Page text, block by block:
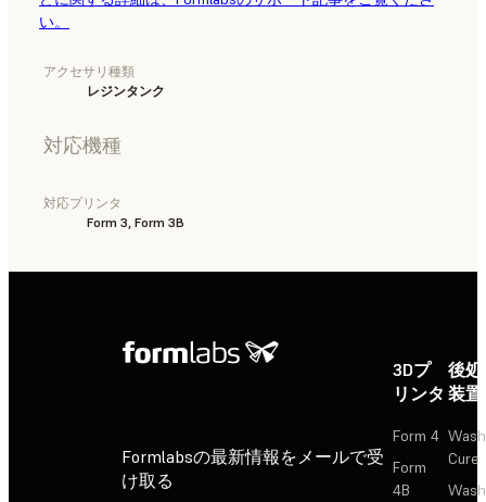
い。
アクセサリ種類
レジンタンク
対応機種
対応プリンタ
Form 3, Form 3B
Formlabsの最新情報をメールで受
け取る
3Dプ
リンタ
Form 4
Form
4B
後
装置
Cure